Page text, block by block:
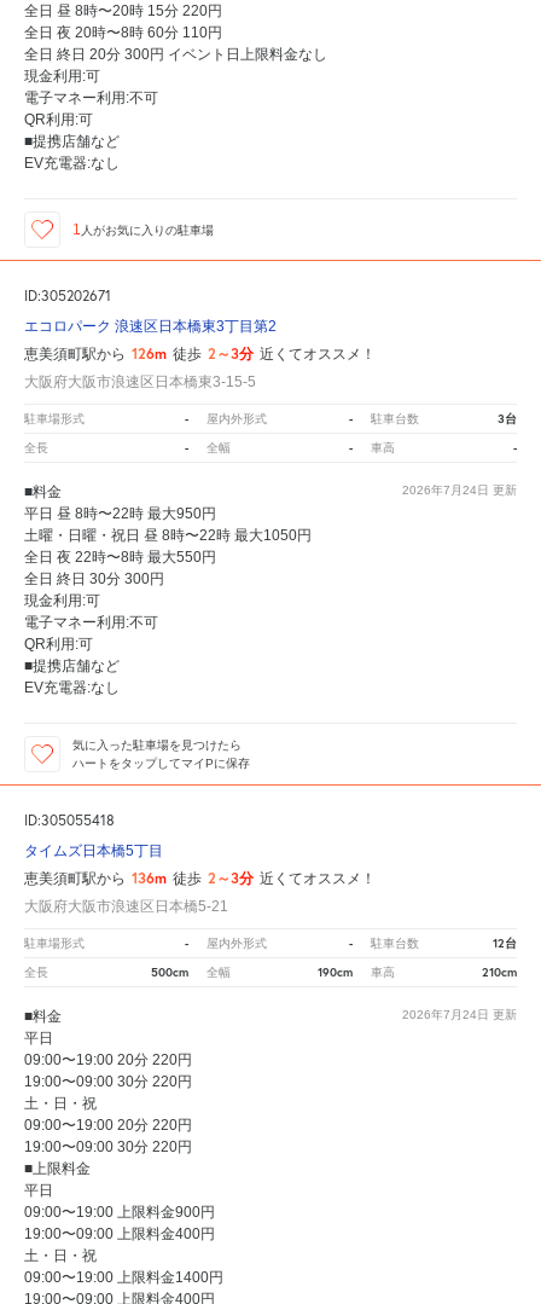
全日 昼 8時〜20時 15分 220円
全日 夜 20時〜8時 60分 110円
全日 終日 20分 300円 イベント日上限料金なし
現金利用:可
電子マネー利用:不可
QR利用:可
■提携店舗など
EV充電器:なし
1 人がお気に入りの駐車場
ID:305202671
エコロパーク 浪速区日本橋東3丁目第2
恵美須町駅から 126m 徒歩 2～3分 近くてオススメ！
大阪府大阪市浪速区日本橋東3-15-5
駐車場形式 - 屋内外形式 - 駐車台数 3台
全長 - 全幅 - 車高 -
2026年7月24日 更新
■料金
平日 昼 8時〜22時 最大950円
土曜・日曜・祝日 昼 8時〜22時 最大1050円
全日 夜 22時〜8時 最大550円
全日 終日 30分 300円
現金利用:可
電子マネー利用:不可
QR利用:可
■提携店舗など
EV充電器:なし
気に入った駐車場を見つけたら
ハートをタップしてマイPに保存
ID:305055418
タイムズ日本橋5丁目
恵美須町駅から 136m 徒歩 2～3分 近くてオススメ！
大阪府大阪市浪速区日本橋5-21
駐車場形式 - 屋内外形式 - 駐車台数 12台
全長 500cm 全幅 190cm 車高 210cm
2026年7月24日 更新
■料金
平日
09:00〜19:00 20分 220円
19:00〜09:00 30分 220円
土・日・祝
09:00〜19:00 20分 220円
19:00〜09:00 30分 220円
■上限料金
平日
09:00〜19:00 上限料金900円
19:00〜09:00 上限料金400円
土・日・祝
09:00〜19:00 上限料金1400円
19:00〜09:00 上限料金400円